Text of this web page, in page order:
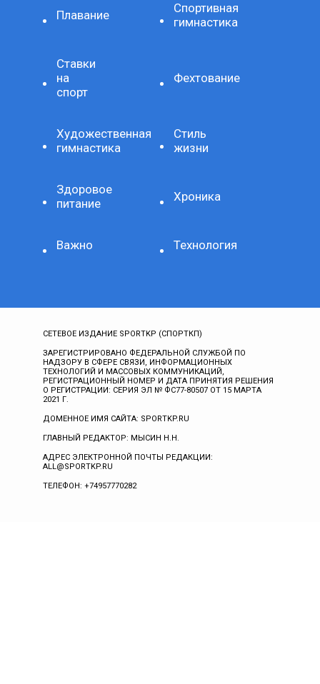
Плавание
Спортивная
гимнастика
Ставки
на
спорт
Фехтование
Художественная
гимнастика
Стиль
жизни
Здоровое
питание
Хроника
Важно Технология
СЕТЕВОЕ ИЗДАНИЕ SPORTKP (СПОРТКП)
ЗАРЕГИСТРИРОВАНО ФЕДЕРАЛЬНОЙ СЛУЖБОЙ ПО
НАДЗОРУ В СФЕРЕ СВЯЗИ, ИНФОРМАЦИОННЫХ
ТЕХНОЛОГИЙ И МАССОВЫХ КОММУНИКАЦИЙ,
РЕГИСТРАЦИОННЫЙ НОМЕР И ДАТА ПРИНЯТИЯ РЕШЕНИЯ
О РЕГИСТРАЦИИ: СЕРИЯ ЭЛ № ФС77-80507 ОТ 15 МАРТА
2021 Г.
ДОМЕННОЕ ИМЯ САЙТА: SPORTKP.RU
ГЛАВНЫЙ РЕДАКТОР: МЫСИН Н.Н.
АДРЕС ЭЛЕКТРОННОЙ ПОЧТЫ РЕДАКЦИИ:
ALL@SPORTKP.RU
ТЕЛЕФОН: +74957770282